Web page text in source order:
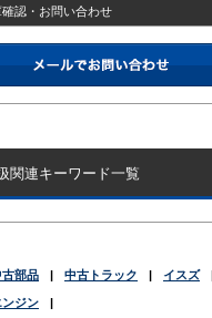
確認・お問い合わせ
関連キーワード一覧
古部品 | 中古トラック | イスズ
ンジン |